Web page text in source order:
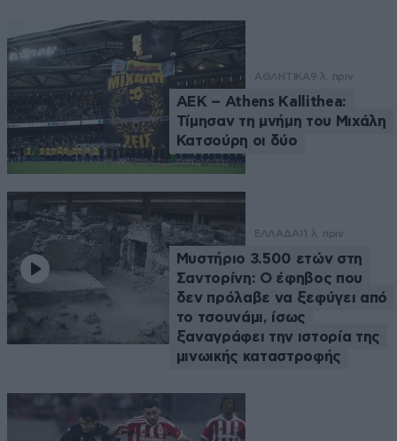
ΑΘΛΗΤΙΚΑ9 λ. πριν
ΑΕΚ – Athens Kallithea:
Τίμησαν τη μνήμη του Μιχάλη
Κατσούρη οι δύο
ΕΛΛΑΔΑ 11 λ. πριν
Μυστήριο 3.500 ετών στη
Σαντορίνη: Ο έφηβος που
δεν πρόλαβε να ξεφύγει από
το τσουνάμι, ίσως
ξαναγράφει την ιστορία της
μινωικής καταστροφής